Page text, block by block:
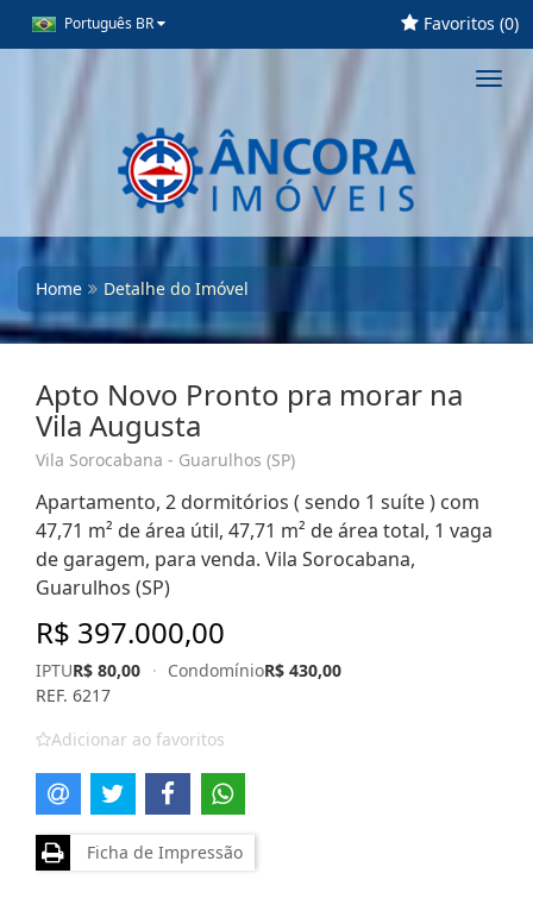
Português BR Favoritos (0)
Home Detalhe do Imóvel
Apto Novo Pronto pra morar na
Vila Augusta
Vila Sorocabana - Guarulhos (SP)
Apartamento, 2 dormitórios ( sendo 1 suíte ) com
47,71 m² de área útil, 47,71 m² de área total, 1 vaga
de garagem, para venda. Vila Sorocabana,
Guarulhos (SP)
R$ 397.000,00
IPTUR$ 80,00 · CondomínioR$ 430,00
REF. 6217
Adicionar ao favoritos
Ficha de Impressão